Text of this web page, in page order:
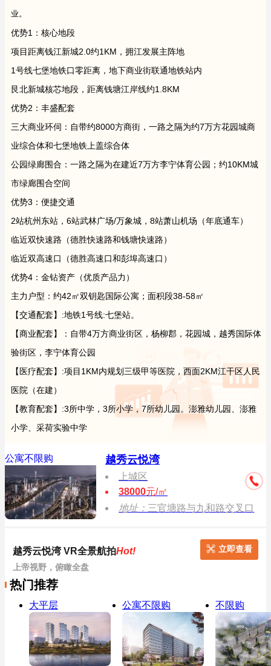
业。
优势1：核心地段
项目距离钱江新城2.0约1KM，拥江发展主阵地
1号线七堡地铁口零距离，地下商业街联通地铁站内
艮北新城核芯地段，距离钱塘江岸线约1.8KM
优势2：丰盛配套
三大商业环伺：自带约8000方商街，一路之隔为约7万方花园城商
业综合体和七堡地铁上盖综合体
公园绿廊围合：一路之隔为在建近7万方李宁体育公园；约10KM城
市绿廊围合空间
优势3：便捷交通
2站杭州东站，6站武林广场/万象城，8站萧山机场（年底通车）
临近双快速路（德胜快速路和钱塘快速路）
临近双高速口（德胜高速口和彭埠高速口）
优势4：金钻资产（优质产品力）
主力户型：约42㎡双钥匙国际公寓；面积段38-58㎡
【交通配套】:地铁1号线:七堡站。
【商业配套】：自带4万方商业街区，杨柳郡，花园城，越秀国际体
验街区，李宁体育公园
【医疗配套】:项目1KM内规划三级甲等医院，西面2KM江干区人民
医院（在建）
【教育配套】:3所中学，3所小学，7所幼儿园。澎雅幼儿园、澎雅
小学、采荷实验中学
公寓不限购 越秀云悦湾
上城区
38000元/㎡
地址： 三官塘路与九和路交叉口
越秀云悦湾 VR全景航拍Hot!
上帝视野，俯瞰全盘
立即查看
热门推荐
大平层 公寓不限购 不限购